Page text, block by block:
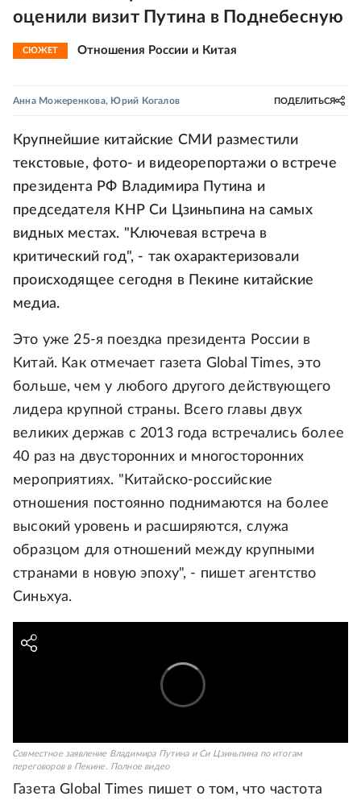
оценили визит Путина в Поднебесную
СЮЖЕТ Отношения России и Китая
Анна Можеренкова, Юрий Когалов ПОДЕЛИТЬСЯ
Крупнейшие китайские СМИ разместили
текстовые, фото- и видеорепортажи о встрече
президента РФ Владимира Путина и
председателя КНР Си Цзиньпина на самых
видных местах. "Ключевая встреча в
критический год", - так охарактеризовали
происходящее сегодня в Пекине китайские
медиа.
Это уже 25-я поездка президента России в
Китай. Как отмечает газета Global Times, это
больше, чем у любого другого действующего
лидера крупной страны. Всего главы двух
великих держав с 2013 года встречались более
40 раз на двусторонних и многосторонних
мероприятиях. "Китайско-российские
отношения постоянно поднимаются на более
высокий уровень и расширяются, служа
образцом для отношений между крупными
странами в новую эпоху", - пишет агентство
Синьхуа.
Совместное заявление Владимира Путина и Си Цзиньпина по итогам
переговоров в Пекине. Полное видео
Газета Global Times пишет о том, что частота